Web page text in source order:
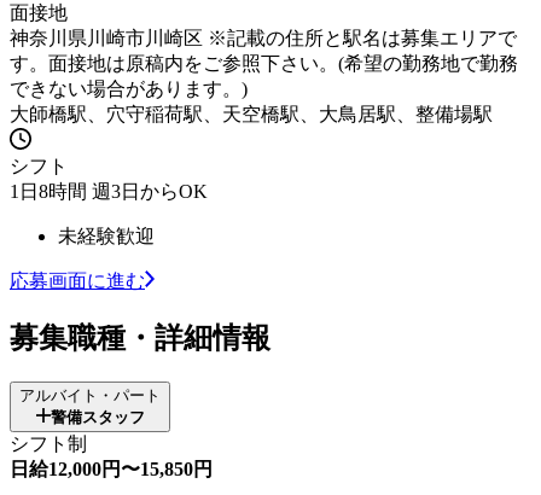
面接地
神奈川県川崎市川崎区 ※記載の住所と駅名は募集エリアで
す。面接地は原稿内をご参照下さい。(希望の勤務地で勤務
できない場合があります。)
大師橋駅、穴守稲荷駅、天空橋駅、大鳥居駅、整備場駅
シフト
1日8時間 週3日からOK
未経験歓迎
応募画面に進む
募集職種・詳細情報
アルバイト・パート
警備スタッフ
シフト制
日給12,000円〜15,850円